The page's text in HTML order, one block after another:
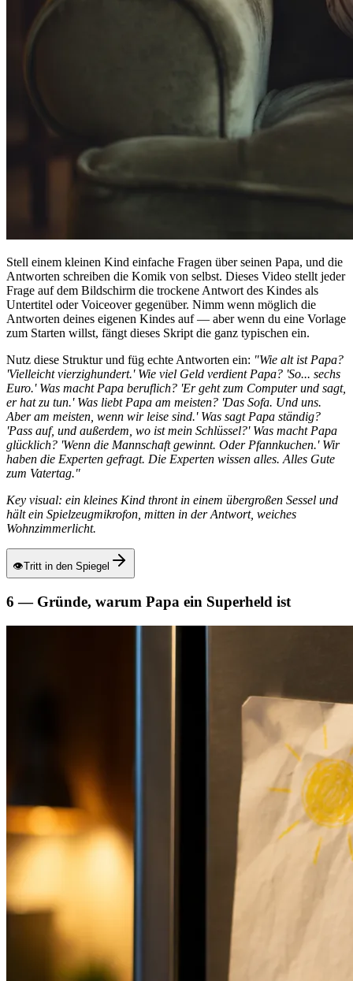
Stell einem kleinen Kind einfache Fragen über seinen Papa, und die
Antworten schreiben die Komik von selbst. Dieses Video stellt jeder
Frage auf dem Bildschirm die trockene Antwort des Kindes als
Untertitel oder Voiceover gegenüber. Nimm wenn möglich die
Antworten deines eigenen Kindes auf — aber wenn du eine Vorlage
zum Starten willst, fängt dieses Skript die ganz typischen ein.
Nutz diese Struktur und füg echte Antworten ein: "Wie alt ist Papa?
'Vielleicht vierzighundert.' Wie viel Geld verdient Papa? 'So... sechs
Euro.' Was macht Papa beruflich? 'Er geht zum Computer und sagt,
er hat zu tun.' Was liebt Papa am meisten? 'Das Sofa. Und uns.
Aber am meisten, wenn wir leise sind.' Was sagt Papa ständig?
'Pass auf, und außerdem, wo ist mein Schlüssel?' Was macht Papa
glücklich? 'Wenn die Mannschaft gewinnt. Oder Pfannkuchen.' Wir
haben die Experten gefragt. Die Experten wissen alles. Alles Gute
zum Vatertag."
Key visual: ein kleines Kind thront in einem übergroßen Sessel und
hält ein Spielzeugmikrofon, mitten in der Antwort, weiches
Wohnzimmerlicht.
👁Tritt in den Spiegel
6 — Gründe, warum Papa ein Superheld ist